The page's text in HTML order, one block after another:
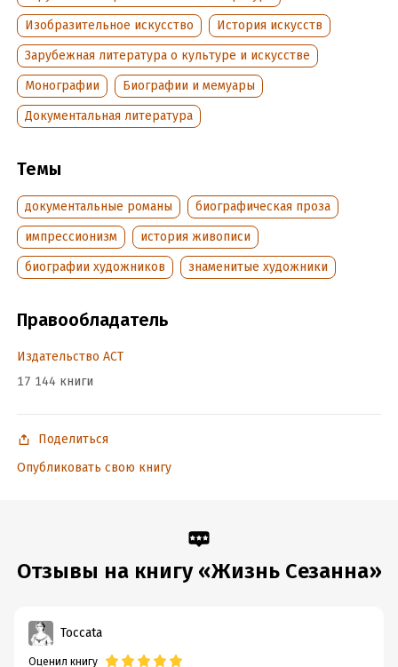
Подробная информация
Дата написания:1 января 1959
Объем:767286
Год издания:2025
Дата поступления:2 ноября 2017
Переводчик:
Изобразительное искусство
История искусств
Зарубежная литература о культуре и искусстве
Монографии
Биографии и мемуары
Документальная литература
Темы
документальные романы
биографическая проза
импрессионизм
история живописи
биографии художников
знаменитые художники
Правообладатель
Издательство АСТ
17 144 книги
Поделиться
Опубликовать свою книгу
Отзывы на книгу «Жизнь Сезанна»
Toccata
Оценил книгу